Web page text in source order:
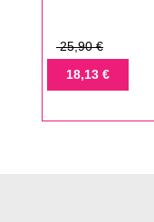
Prix
base
25,90 €
Prix18,13 €